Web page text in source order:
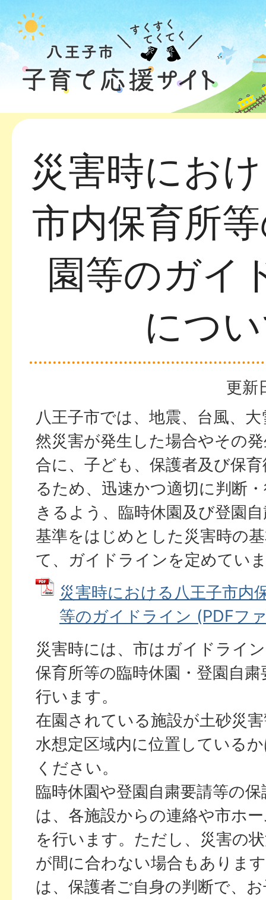
災害時にお
市内保育所
園等のガイ
につ
更新
八王子市では、地震、台風、
然災害が発生した場合やその
合に、子ども、保護者及び保
るため、迅速かつ適切に判断
きるよう、臨時休園及び登園
基準をはじめとした災害時の
て、ガイドラインを定めてい
災害時における八王子市内
等のガイドライン (PDFフ
災害時には、市はガイドライ
保育所等の臨時休園・登園自
行います。
在園されている施設が土砂災
水想定区域内に位置している
ください。
臨時休園や登園自粛要請等の
は、各施設からの連絡や市ホ
を行います。ただし、災害の
が間に合わない場合もありま
は、保護者ご自身の判断で、